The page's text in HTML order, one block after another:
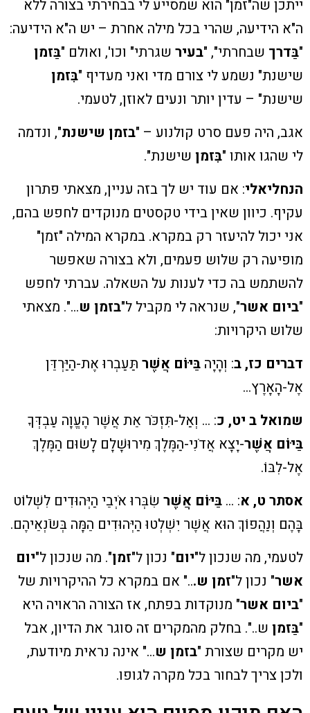
ייתכן שה"זמן" הוא שמסייע לי בבחירתי בצורה ללא
ה"א הידיעה, שהרי בכל מילה אחרת – יש ה"א הידיעה:
"בַּדרך שבחרתי", "בעיר שגרתי" וכו', ואולם "בַּזמן
שישנת" נשמע לי צורם מדי ואני מעדיף "בִּזמן
שישנת" – עדין יותר ונעים לאוזן, לטעמי.
אגב, היה פעם סרט קולנוע – "בזמן שישנת", ונדמה
לי שהגו אותו "בִּזמן שישנת".
הנחליאלי: ‫אם עוד יש לך בזה עניין, מצאתי פתרון
עקיף. כיוון שאין בידי טקסטים מנוקדים לחפש בהם,
אני יכול להיעזר רק במקרא. במקרא המילה "זמן"
מופיעה רק שלוש פעמים, ולא בצורה שאפשר
להשתמש בה כדי לענות על השאלה. עברתי לחפש
"ביום אשר", שנראה לי מקביל ל"בזמן ש…". מצאתי
שלוש היקרויות:
דברים כז, ב: וְהָיָה בַּיּוֹם אֲשֶׁר תַּעַבְרוּ אֶת-הַיַּרְדֵּן
אֶל-הָאָרֶץ…
שמואל ב יט, כ: … וְאַל-תִּזְכֹּר אֵת אֲשֶׁר הֶעֱוָה עַבְדְּךָ
בַּיּוֹם אֲשֶׁר-יָצָא אֲדֹנִי-הַמֶּלֶךְ מִירוּשָׁלִָם לָשׂוּם הַמֶּלֶךְ
אֶל-לִבּוֹ.
אסתר ט, א: … בַּיּוֹם אֲשֶׁר שִׂבְּרוּ אֹיְבֵי הַיְּהוּדִים לִשְׁלוֹט
בָּהֶם וְנַהֲפוֹךְ הוּא אֲשֶׁר יִשְׁלְטוּ הַיְּהוּדִים הֵמָּה בְּשֹׂנְאֵיהֶם.
לטעמי, מה שנכון ל"יום" נכון ל"זמן". מה שנכון ל"יום
אשר" נכון ל"זמן ש..." אם במקרא כל ההיקרויות של
"ביום אשר" מנוקדות בפתח, אז הצורה הראויה היא
"בַּזמן ש..". בחלק מהמקרים זה סוגר את הדיון, אבל
יש מקרים שצורת "בזמן ש…" אינה נראית מיודעת,
ולכן צריך לבחור בכל מקרה לגופו.